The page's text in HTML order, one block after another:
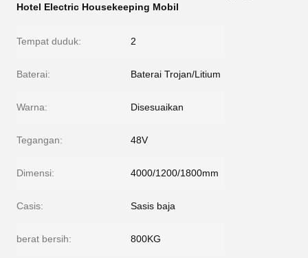
Hotel Electric Housekeeping Mobil
Tempat duduk: 2
Baterai: Baterai Trojan/Litium
Warna: Disesuaikan
Tegangan: 48V
Dimensi: 4000/1200/1800mm
Casis: Sasis baja
berat bersih: 800KG